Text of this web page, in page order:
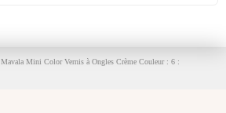
Mavala Mini Color Vernis à Ongles Crème Couleur : 6 :